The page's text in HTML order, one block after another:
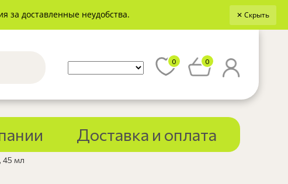
за доставленные неудобства. ✕ Скрыть
0 0
Доставка и оплата
45 мл